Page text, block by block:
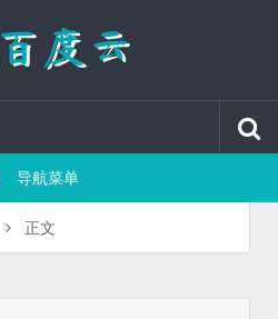
导航菜单
正文